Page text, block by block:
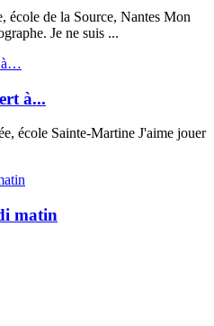
école de la Source, Nantes Mon
Je ne suis ...
à...
école Sainte-Martine J'aime jouer
matin